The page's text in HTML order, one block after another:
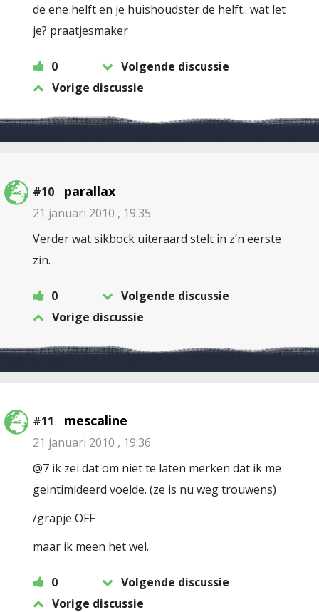
de ene helft en je huishoudster de helft.. wat let
je? praatjesmaker
0
Volgende discussie
Vorige discussie
#10 parallax
21 januari 2010 , 19:35
Verder wat sikbock uiteraard stelt in z’n eerste
zin.
0
Volgende discussie
Vorige discussie
#11 mescaline
21 januari 2010 , 19:36
@7 ik zei dat om niet te laten merken dat ik me
geintimideerd voelde. (ze is nu weg trouwens)
/grapje OFF
maar ik meen het wel.
0
Volgende discussie
Vorige discussie